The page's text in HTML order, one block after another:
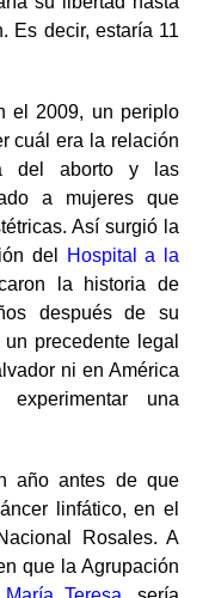
su libertad hasta
Es decir, estaría 11
el 2009, un periplo
cuál era la relación
del aborto y las
a mujeres que
Así surgió la
del
Hospital a la
la historia de
después de su
precedente legal
ni en América
una
año antes de que
linfático, en el
Rosales. A
que la Agrupación